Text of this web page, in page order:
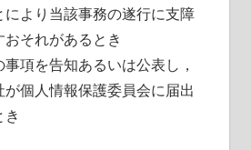
により当該事務の遂行に支障
おそれがあるとき
項を告知あるいは公表し，
が個人情報保護委員会に届出
き